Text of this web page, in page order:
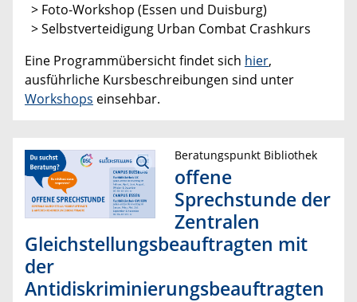
​​​​​​​ > Foto-Workshop (Essen und Duisburg)
> Selbstverteidigung Urban Combat Crashkurs
Eine Programmübersicht findet sich hier,
ausführliche Kursbeschreibungen sind unter
Workshops einsehbar.
Beratungspunkt Bibliothek
offene
Sprechstunde der
Zentralen
Gleichstellungsbeauftragten mit
der
Antidiskriminierungsbeauftragten